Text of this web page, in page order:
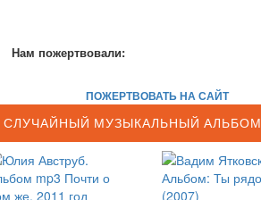
Нам пожертвовали:
ПОЖЕРТВОВАТЬ НА САЙТ
СЛУЧАЙНЫЙ МУЗЫКАЛЬНЫЙ АЛЬБОМ